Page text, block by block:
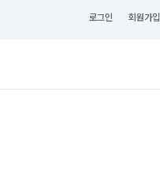
로그인 회원가입